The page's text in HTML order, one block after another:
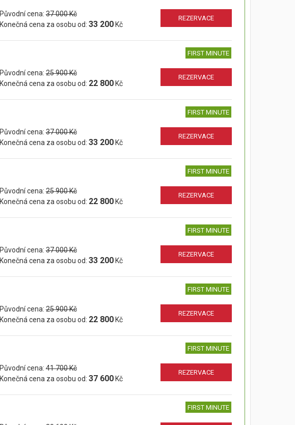
Původní cena:37 000 Kč
Konečná cena za osobu od: 33 200Kč
REZERVACE
FIRST MINUTE
Původní cena:25 900 Kč
Konečná cena za osobu od: 22 800Kč
REZERVACE
FIRST MINUTE
Původní cena:37 000 Kč
Konečná cena za osobu od: 33 200Kč
REZERVACE
FIRST MINUTE
Původní cena:25 900 Kč
Konečná cena za osobu od: 22 800Kč
REZERVACE
FIRST MINUTE
Původní cena:37 000 Kč
Konečná cena za osobu od: 33 200Kč
REZERVACE
FIRST MINUTE
Původní cena:25 900 Kč
Konečná cena za osobu od: 22 800Kč
REZERVACE
FIRST MINUTE
Původní cena:41 700 Kč
Konečná cena za osobu od: 37 600Kč
REZERVACE
FIRST MINUTE